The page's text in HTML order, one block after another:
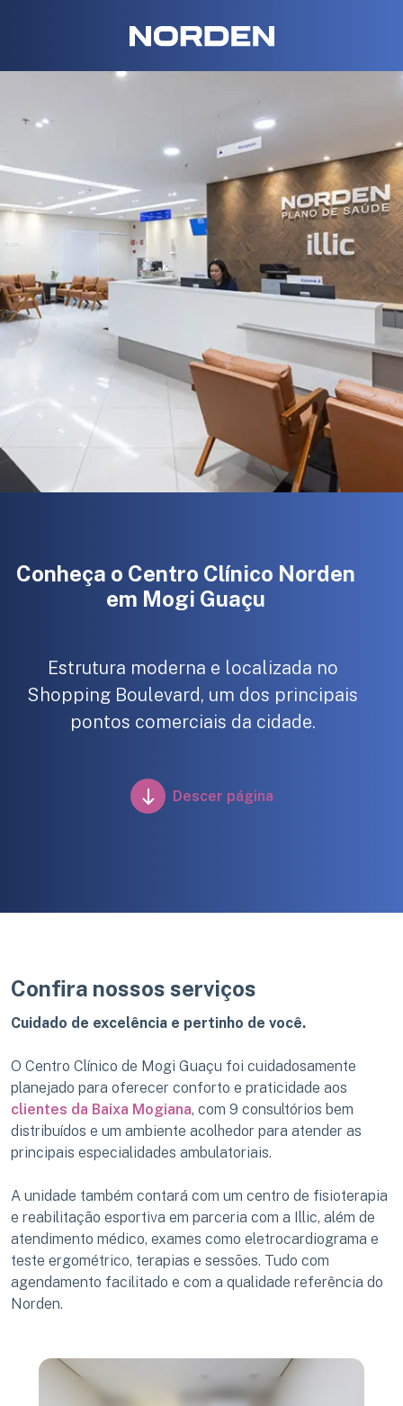
Conheça o Centro Clínico Norden
em Mogi Guaçu
Estrutura moderna e localizada no
Shopping Boulevard, um dos principais
pontos comerciais da cidade.
Descer página
Confira nossos serviços
Cuidado de excelência e pertinho de você.
O Centro Clínico de Mogi Guaçu foi cuidadosamente
planejado para oferecer conforto e praticidade aos
clientes da Baixa Mogiana, com 9 consultórios bem
distribuídos e um ambiente acolhedor para atender as
principais especialidades ambulatoriais.
A unidade também contará com um centro de fisioterapia
e reabilitação esportiva em parceria com a Illic, além de
atendimento médico, exames como eletrocardiograma e
teste ergométrico, terapias e sessões. Tudo com
agendamento facilitado e com a qualidade referência do
Norden.